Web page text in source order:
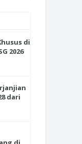
di
2026
dari